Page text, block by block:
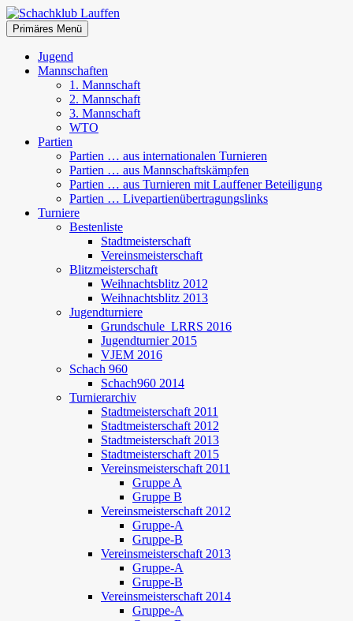
Zum
Inhalt
springen
Schachklub Lauffen
Suchen
Primäres Menü
Jugend
Mannschaften
1. Mannschaft
2. Mannschaft
3. Mannschaft
WTO
Partien
Partien … aus internationalen Turnieren
Partien … aus Mannschaftskämpfen
Partien … aus Turnieren mit Lauffener Beteiligung
Partien … Livepartienübertragungslinks
Turniere
Bestenliste
Stadtmeisterschaft
Vereinsmeisterschaft
Blitzmeisterschaft
Weihnachtsblitz 2012
Weihnachtsblitz 2013
Jugendturniere
Grundschule_LRRS 2016
Jugendturnier 2015
VJEM 2016
Schach 960
Schach960 2014
Turnierarchiv
Stadtmeisterschaft 2011
Stadtmeisterschaft 2012
Stadtmeisterschaft 2013
Stadtmeisterschaft 2015
Vereinsmeisterschaft 2011
Gruppe A
Gruppe B
Vereinsmeisterschaft 2012
Gruppe-A
Gruppe-B
Vereinsmeisterschaft 2013
Gruppe-A
Gruppe-B
Vereinsmeisterschaft 2014
Gruppe-A